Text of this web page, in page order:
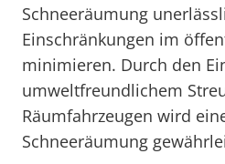
Schneeräumung
Einschränkungen im
minimieren. Durch den
umweltfreundlichem
Räumfahrzeugen wird
Schneeräumung